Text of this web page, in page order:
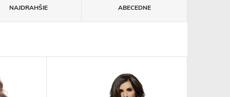
NAJDRAHŠIE ABECEDNE